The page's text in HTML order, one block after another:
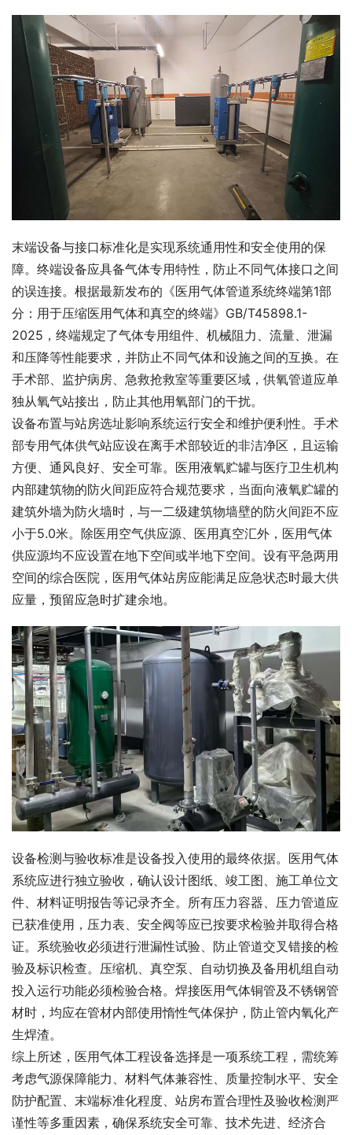
末端设备与接口标准化是实现系统通用性和安全使用的保
障。终端设备应具备气体专用特性，防止不同气体接口之间
的误连接。根据最新发布的《医用气体管道系统终端第1部
分：用于压缩医用气体和真空的终端》GB/T45898.1-
2025，终端规定了气体专用组件、机械阻力、流量、泄漏
和压降等性能要求，并防止不同气体和设施之间的互换。在
手术部、监护病房、急救抢救室等重要区域，供氧管道应单
独从氧气站接出，防止其他用氧部门的干扰。
设备布置与站房选址影响系统运行安全和维护便利性。手术
部专用气体供气站应设在离手术部较近的非洁净区，且运输
方便、通风良好、安全可靠。医用液氧贮罐与医疗卫生机构
内部建筑物的防火间距应符合规范要求，当面向液氧贮罐的
建筑外墙为防火墙时，与一二级建筑物墙壁的防火间距不应
小于5.0米。除医用空气供应源、医用真空汇外，医用气体
供应源均不应设置在地下空间或半地下空间。设有平急两用
空间的综合医院，医用气体站房应能满足应急状态时最大供
应量，预留应急时扩建余地。
设备检测与验收标准是设备投入使用的最终依据。医用气体
系统应进行独立验收，确认设计图纸、竣工图、施工单位文
件、材料证明报告等记录齐全。所有压力容器、压力管道应
已获准使用，压力表、安全阀等应已按要求检验并取得合格
证。系统验收必须进行泄漏性试验、防止管道交叉错接的检
验及标识检查。压缩机、真空泵、自动切换及备用机组自动
投入运行功能必须检验合格。焊接医用气体铜管及不锈钢管
材时，均应在管材内部使用惰性气体保护，防止管内氧化产
生焊渣。
综上所述，医用气体工程设备选择是一项系统工程，需统筹
考虑气源保障能力、材料气体兼容性、质量控制水平、安全
防护配置、末端标准化程度、站房布置合理性及验收检测严
谨性等多重因素，确保系统安全可靠、技术先进、经济合